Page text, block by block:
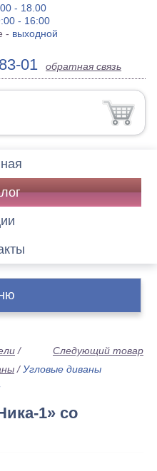
- 18.00
- 16:00
- выходной
01 обратная связь
Следующий товар
/
/Угловые диваны
1» со